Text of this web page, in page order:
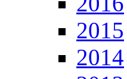
2015
2014